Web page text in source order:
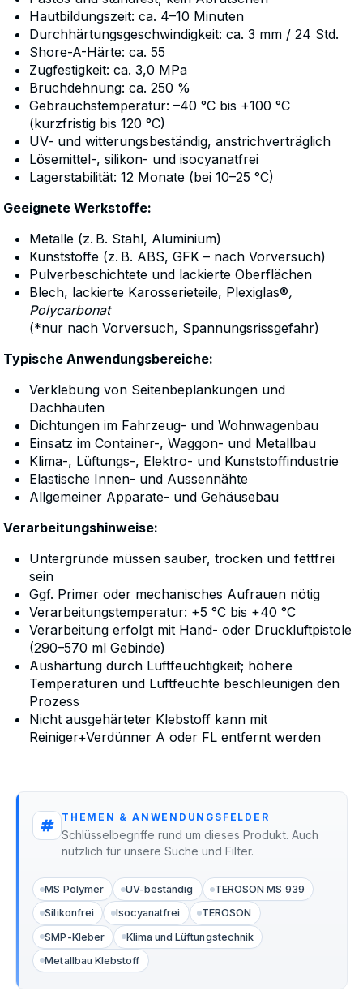
Hautbildungszeit: ca. 4–10 Minuten
Durchhärtungsgeschwindigkeit: ca. 3 mm / 24 Std.
Shore-A-Härte: ca. 55
Zugfestigkeit: ca. 3,0 MPa
Bruchdehnung: ca. 250 %
Gebrauchstemperatur: –40 °C bis +100 °C
(kurzfristig bis 120 °C)
UV- und witterungsbeständig, anstrichverträglich
Lösemittel-, silikon- und isocyanatfrei
Lagerstabilität: 12 Monate (bei 10–25 °C)
Geeignete Werkstoffe:
Metalle (z. B. Stahl, Aluminium)
Kunststoffe (z. B. ABS, GFK – nach Vorversuch)
Pulverbeschichtete und lackierte Oberflächen
Blech, lackierte Karosserieteile, Plexiglas®,
Polycarbonat
(*nur nach Vorversuch, Spannungsrissgefahr)
Typische Anwendungsbereiche:
Verklebung von Seitenbeplankungen und
Dachhäuten
Dichtungen im Fahrzeug- und Wohnwagenbau
Einsatz im Container-, Waggon- und Metallbau
Klima-, Lüftungs-, Elektro- und Kunststoffindustrie
Elastische Innen- und Aussennähte
Allgemeiner Apparate- und Gehäusebau
Verarbeitungshinweise:
Untergründe müssen sauber, trocken und fettfrei
sein
Ggf. Primer oder mechanisches Aufrauen nötig
Verarbeitungstemperatur: +5 °C bis +40 °C
Verarbeitung erfolgt mit Hand- oder Druckluftpistole
(290–570 ml Gebinde)
Aushärtung durch Luftfeuchtigkeit; höhere
Temperaturen und Luftfeuchte beschleunigen den
Prozess
Nicht ausgehärteter Klebstoff kann mit
Reiniger+Verdünner A oder FL entfernt werden
THEMEN & ANWENDUNGSFELDER
Schlüsselbegriffe rund um dieses Produkt. Auch
nützlich für unsere Suche und Filter.
MS Polymer UV-beständig
TEROSON MS 939
Silikonfrei
Isocyanatfrei
TEROSON
SMP-Kleber
Klima und Lüftungstechnik
Metallbau Klebstoff